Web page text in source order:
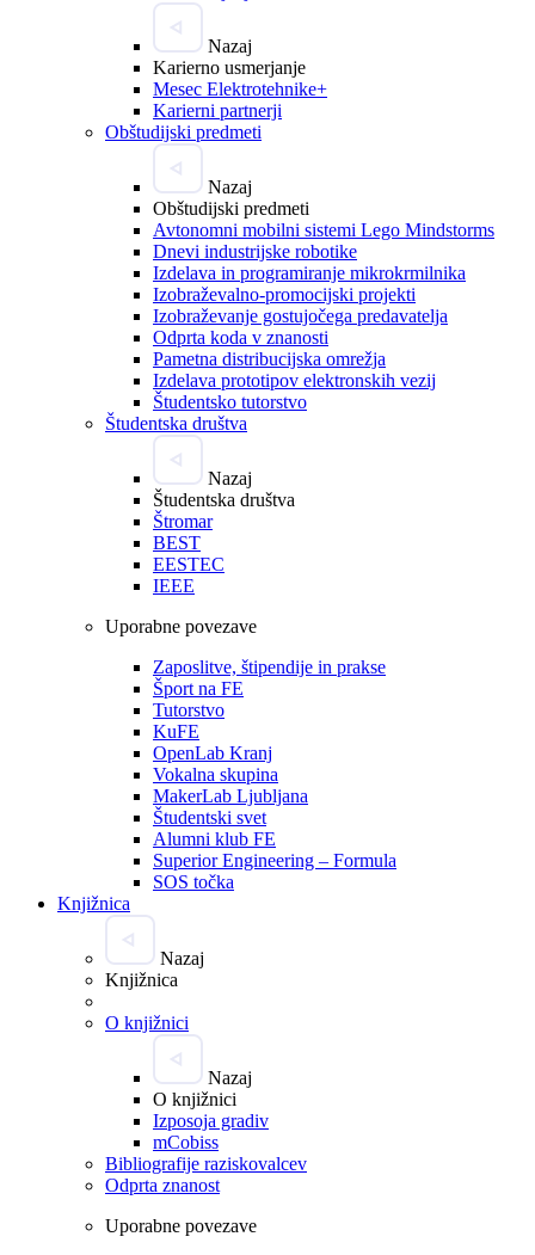
Nazaj
Karierno usmerjanje
Mesec Elektrotehnike+
Karierni partnerji
Obštudijski predmeti
Nazaj
Obštudijski predmeti
Avtonomni mobilni sistemi Lego Mindstorms
Dnevi industrijske robotike
Izdelava in programiranje mikrokrmilnika
Izobraževalno-promocijski projekti
Izobraževanje gostujočega predavatelja
Odprta koda v znanosti
Pametna distribucijska omrežja
Izdelava prototipov elektronskih vezij
Študentsko tutorstvo
Študentska društva
Nazaj
Študentska društva
Štromar
BEST
EESTEC
IEEE
Uporabne povezave
Zaposlitve, štipendije in prakse
Šport na FE
Tutorstvo
KuFE
OpenLab Kranj
Vokalna skupina
MakerLab Ljubljana
Študentski svet
Alumni klub FE
Superior Engineering – Formula
SOS točka
Knjižnica
Nazaj
Knjižnica
O knjižnici
Nazaj
O knjižnici
Izposoja gradiv
mCobiss
Bibliografije raziskovalcev
Odprta znanost
Uporabne povezave